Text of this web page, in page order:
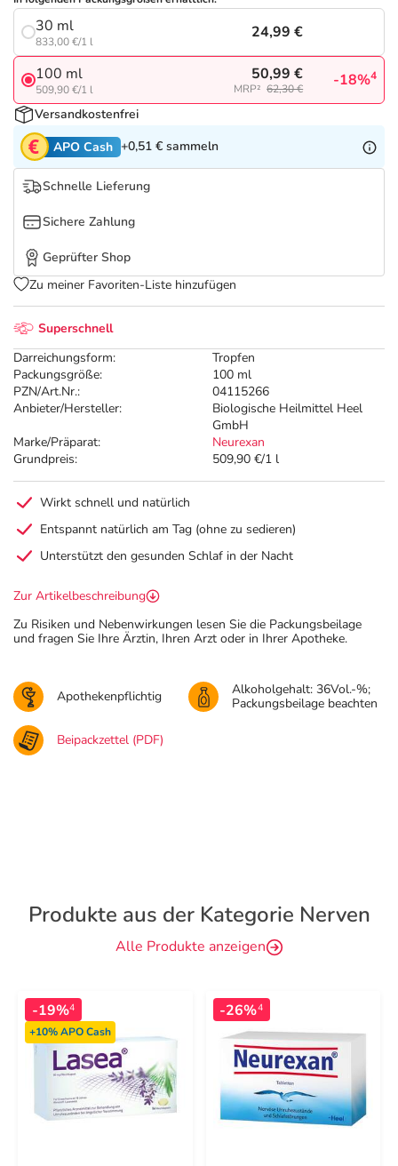
Tierapotheke
Vitamine & Mineralstoffe
Marken
Salus Deals
Superschnell
Darreichungsform:
Tropfen
Packungsgröße:
100 ml
PZN/Art.Nr.:
04115266
Anbieter/Hersteller:
Biologische Heilmittel Heel
GmbH
Marke/Präparat:
Neurexan
Grundpreis:
509,90 €/1 l
30 ml
833,00 €/1 l
24,99 €
100 ml
509,90 €/1 l
50,99 €
MRP² 62,30 € -18%4
Versandkostenfrei
APO Cash +0,51 € sammeln
Schnelle Lieferung
Sichere Zahlung
Geprüfter Shop
Zu meiner Favoriten-Liste hinzufügen
Wirkt schnell und natürlich
Entspannt natürlich am Tag (ohne zu sedieren)
Unterstützt den gesunden Schlaf in der Nacht
Zur Artikelbeschreibung
Zu Risiken und Nebenwirkungen lesen Sie die Packungsbeilage
und fragen Sie Ihre Ärztin, Ihren Arzt oder in Ihrer Apotheke.
Apothekenpflichtig
Alkoholgehalt: 36Vol.-%;
Packungsbeilage beachten
Beipackzettel (PDF)
Produkte aus der Kategorie Nerven
Alle Produkte anzeigen
-19%4
+10%APO Cash
-26%4